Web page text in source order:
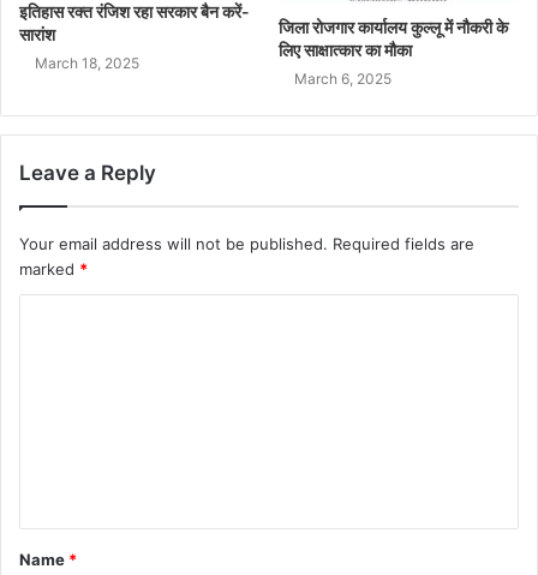
इतिहास रक्त रंजिश रहा सरकार बैन करें-
सारांश
March 18, 2025
जिला रोजगार कार्यालय कुल्लू में नौकरी के
लिए साक्षात्कार का मौका
March 6, 2025
Leave a Reply
Your email address will not be published. Required fields are
marked *
Name *